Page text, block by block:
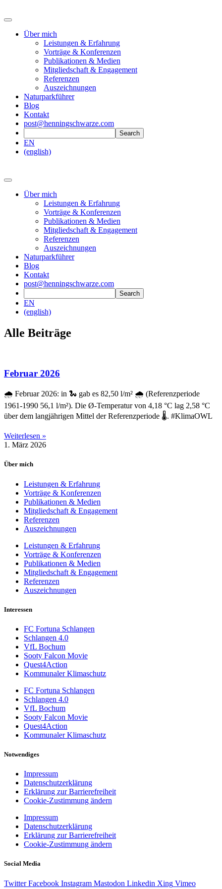
Über mich
Leistungen & Erfahrung
Vorträge & Konferenzen
Publikationen & Medien
Mitgliedschaft & Engagement
Referenzen
Auszeichnungen
Naturparkführer
Blog
Kontakt
post@henningschwarze.com
EN
(english)
Über mich
Leistungen & Erfahrung
Vorträge & Konferenzen
Publikationen & Medien
Mitgliedschaft & Engagement
Referenzen
Auszeichnungen
Naturparkführer
Blog
Kontakt
post@henningschwarze.com
EN
(english)
Alle Beiträge
Februar 2026
🌧️ Februar 2026: in 🐍 gab es 82,50 l/m² 🌧️ (Referenzperiode
1961-1990 56,1 l/m²). Die Ø-Temperatur von 4,18 °C lag 2,58 °C
über dem langjährigen Mittel der Referenzperiode 🌡️. #KlimaOWL
Weiterlesen »
1. März 2026
Über mich
Leistungen & Erfahrung
Vorträge & Konferenzen
Publikationen & Medien
Mitgliedschaft & Engagement
Referenzen
Auszeichnungen
Leistungen & Erfahrung
Vorträge & Konferenzen
Publikationen & Medien
Mitgliedschaft & Engagement
Referenzen
Auszeichnungen
Interessen
FC Fortuna Schlangen
Schlangen 4.0
VfL Bochum
Sooty Falcon Movie
Quest4Action
Kommunaler Klimaschutz
FC Fortuna Schlangen
Schlangen 4.0
VfL Bochum
Sooty Falcon Movie
Quest4Action
Kommunaler Klimaschutz
Notwendiges
Impressum
Datenschutzerklärung
Erklärung zur Barrierefreiheit
Cookie-Zustimmung ändern
Impressum
Datenschutzerklärung
Erklärung zur Barrierefreiheit
Cookie-Zustimmung ändern
Social Media
Twitter Facebook Instagram Mastodon Linkedin Xing Vimeo